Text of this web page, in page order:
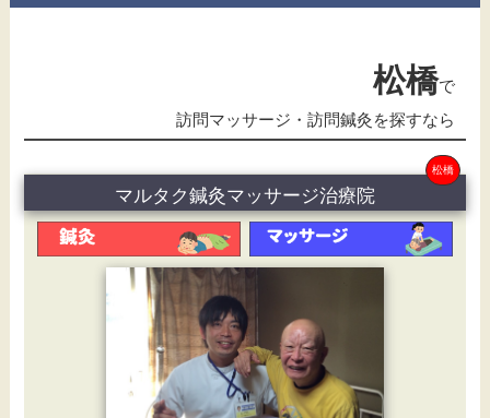
松橋で
訪問マッサージ・訪問鍼灸を探すなら
松橋
マルタク鍼灸マッサージ治療院